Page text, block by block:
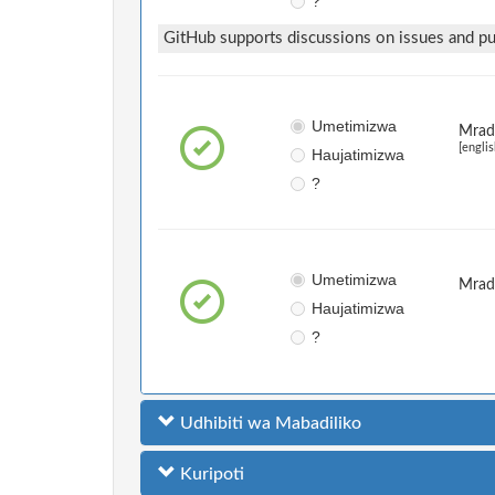
GitHub supports discussions on issues and
Umetimizwa
Haujatimizwa
?
Umetimizwa
Haujatimizwa
?
Udhibiti wa Mabadiliko
Kuripoti